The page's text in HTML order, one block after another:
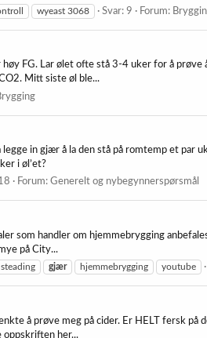
wyeast 3068 Svar: 9 Forum:
FG. Lar ølet ofte stå 3-4 uker for å
Mitt siste øl ble...
in gjær å la den stå på romtemp et par
i øl’et?
Forum: Generelt og nybegynnerspørsmål
som handler om hjemmebrygging
på City...
gjær hjemmebrygging youtube
å prøve meg på cider. Er HELT fersk
oppskriften her...